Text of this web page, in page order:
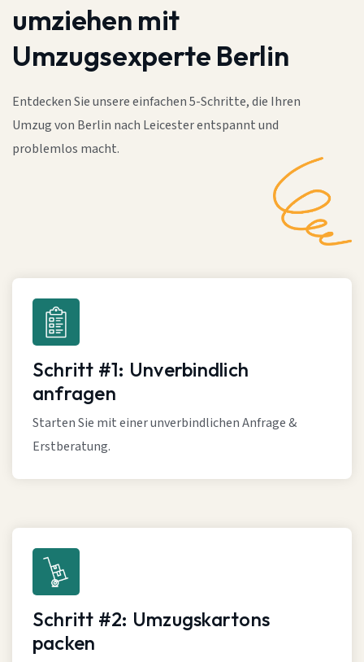
umziehen mit
Umzugsexperte Berlin
Entdecken Sie unsere einfachen 5-Schritte, die Ihren
Umzug von Berlin nach Leicester entspannt und
problemlos macht.
Schritt #1: Unverbindlich
anfragen
Starten Sie mit einer unverbindlichen Anfrage &
Erstberatung.
Schritt #2: Umzugskartons
packen